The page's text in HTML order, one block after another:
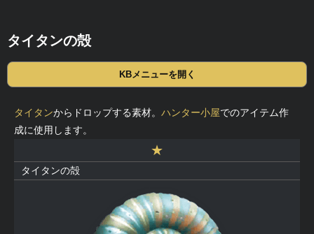
タイタンの殻
KBメニューを開く
タイタンからドロップする素材。 ハンター小屋でのアイテム作
成に使用します。
★
タイタンの殻